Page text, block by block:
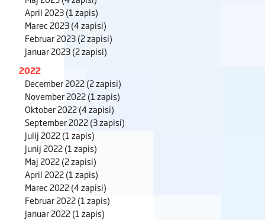
April 2023(1 zapis)
Marec 2023(4 zapisi)
Februar 2023(2 zapisi)
Januar 2023(2 zapisi)
2022
December 2022(2 zapisi)
November 2022(1 zapis)
Oktober 2022(4 zapisi)
September 2022(3 zapisi)
Julij 2022(1 zapis)
Junij 2022(1 zapis)
Maj 2022(2 zapisi)
April 2022(1 zapis)
Marec 2022(4 zapisi)
Februar 2022(1 zapis)
Januar 2022(1 zapis)